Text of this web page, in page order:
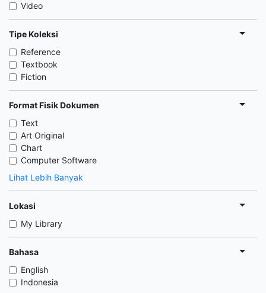
Video
Tipe Koleksi
Reference
Textbook
Fiction
Format Fisik Dokumen
Text
Art Original
Chart
Computer Software
Lihat Lebih Banyak
Lokasi
My Library
Bahasa
English
Indonesia